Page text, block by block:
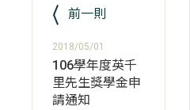
前一則
2018/05/01
106學年度英千
里先生獎學金申
請通知